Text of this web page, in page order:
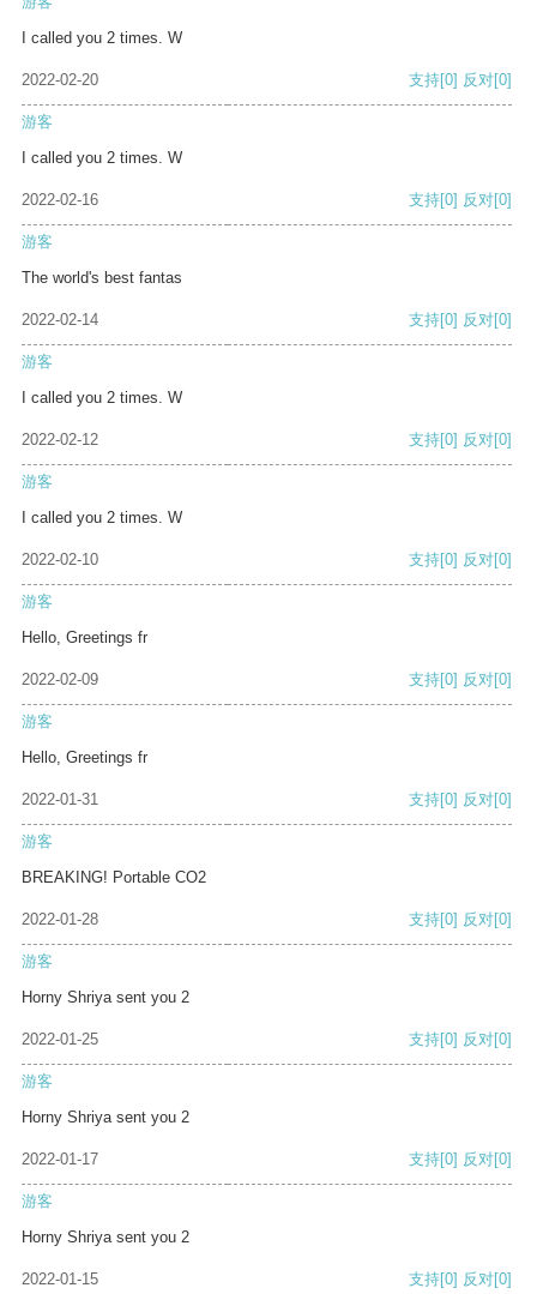
I called you 2 times. W
2022-02-20 支持[0] 反对[0]
游客
I called you 2 times. W
2022-02-16 支持[0] 反对[0]
游客
The world's best fantas
2022-02-14 支持[0] 反对[0]
游客
I called you 2 times. W
2022-02-12 支持[0] 反对[0]
游客
I called you 2 times. W
2022-02-10 支持[0] 反对[0]
游客
Hello, Greetings fr
2022-02-09 支持[0] 反对[0]
游客
Hello, Greetings fr
2022-01-31 支持[0] 反对[0]
游客
BREAKING! Portable CO2
2022-01-28 支持[0] 反对[0]
游客
Horny Shriya sent you 2
2022-01-25 支持[0] 反对[0]
游客
Horny Shriya sent you 2
2022-01-17 支持[0] 反对[0]
游客
Horny Shriya sent you 2
2022-01-15 支持[0] 反对[0]